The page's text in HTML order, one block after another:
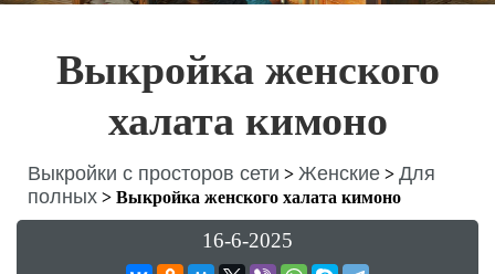
Выкройка женского
халата кимоно
Выкройки с просторов сети > Женские > Для
полных > Выкройка женского халата кимоно
16-6-2025